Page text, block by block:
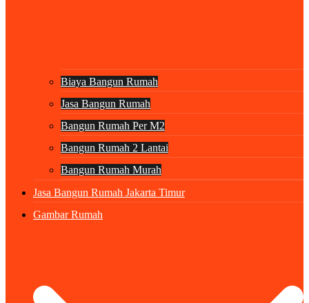
Biaya Bangun Rumah
Jasa Bangun Rumah
Bangun Rumah Per M2
Bangun Rumah 2 Lantai
Bangun Rumah Murah
Jasa Bangun Rumah Jakarta Timur
Gambar Rumah